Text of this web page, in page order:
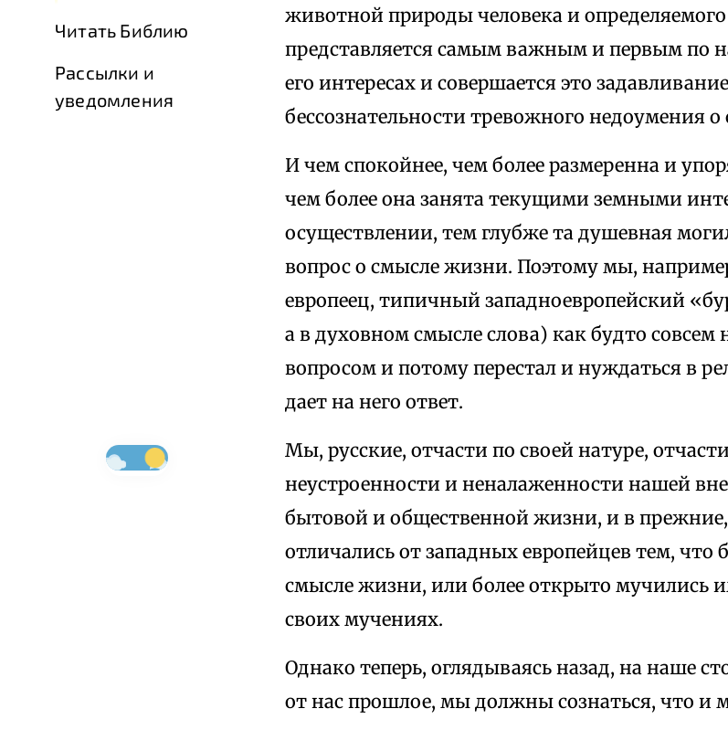
Читать Библию
Рассылки и
уведомления
животной природы человека и
представляется самым важным и первым по
его интересах и совершается это
бессознательности тревожного недоумения
И чем спокойнее, чем более размеренна и
чем более она занята текущими земными
осуществлении, тем глубже та душевная
вопрос о смысле жизни. Поэтому мы,
европеец, типичный западноевропейский
а в духовном смысле слова) как будто совсем
вопросом и потому перестал и нуждаться в
дает на него ответ.
Мы, русские, отчасти по своей натуре,
неустроенности и неналаженности нашей
бытовой и общественной жизни, и в
отличались от западных европейцев тем,
смысле жизни, или более открыто мучились
своих мучениях.
Однако теперь, оглядываясь назад, на наше
от нас прошлое, мы должны сознаться, что и